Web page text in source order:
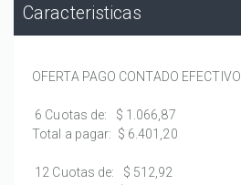
Caracteristicas
OFERTA PAGO CONTADO EFECTIVO
6 Cuotas de:
$ 1.066,87
Total a pagar: $ 6.401,20
12 Cuotas de:
$ 512,92